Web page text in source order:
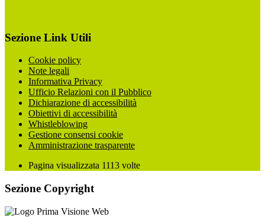
Sezione Link Utili
Cookie policy
Note legali
Informativa Privacy
Ufficio Relazioni con il Pubblico
Dichiarazione di accessibilità
Obiettivi di accessibilità
Whistleblowing
Gestione consensi cookie
Amministrazione trasparente
Pagina visualizzata 1113 volte
Sezione Copyright